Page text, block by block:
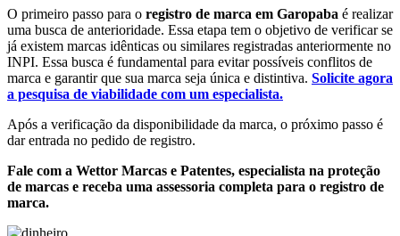
O primeiro passo para o registro de marca em Garopaba é realizar
uma busca de anterioridade. Essa etapa tem o objetivo de verificar se
já existem marcas idênticas ou similares registradas anteriormente no
INPI. Essa busca é fundamental para evitar possíveis conflitos de
marca e garantir que sua marca seja única e distintiva. Solicite agora
a pesquisa de viabilidade com um especialista.
Após a verificação da disponibilidade da marca, o próximo passo é
dar entrada no pedido de registro.
Fale com a Wettor Marcas e Patentes, especialista na proteção
de marcas e receba uma assessoria completa para o registro de
marca.